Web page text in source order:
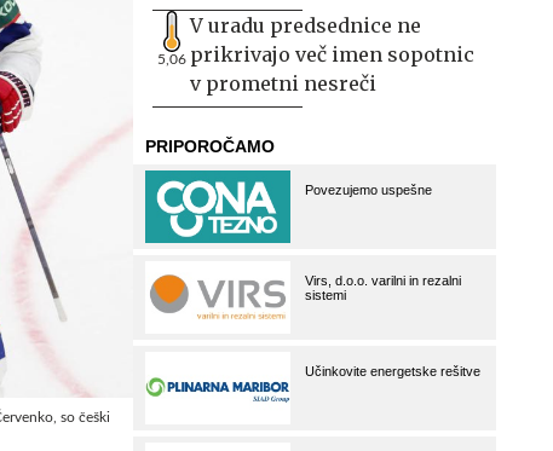
so češki
5,06
V uradu predsednice ne
prikrivajo več imen sopotnic
v prometni nesreči